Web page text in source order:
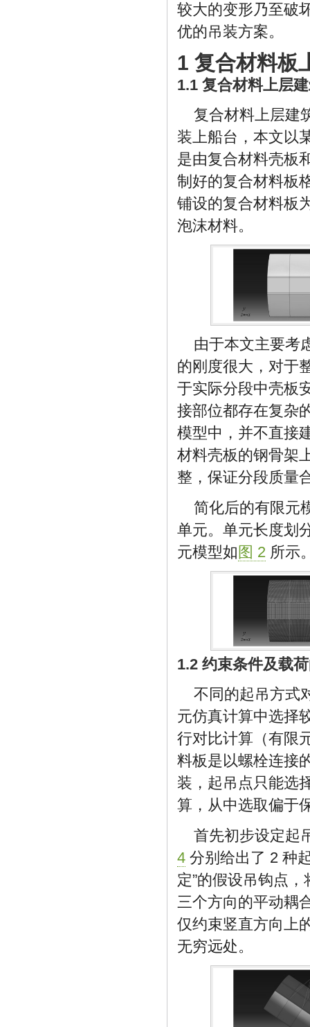
较大的变形乃至破
优的吊装方案。
1 复合材料板
1.1 复合材料上层
复合材料上层建
装上船台，本文以
是由复合材料壳板
制好的复合材料板
铺设的复合材料板
泡沫材料。
由于本文主要考
的刚度很大，对于
于实际分段中壳板
接部位都存在复杂
模型中，并不直接
材料壳板的钢骨架
整，保证分段质量
简化后的有限元
单元。单元长度划
元模型如 图 2 所示
1.2 约束条件及载
不同的起吊方式
元仿真计算中选择
行对比计算（有限
料板是以螺栓连接
装，起吊点只能选
算，从中选取偏于
首先初步设定起
4 分别给出了 2 种
定”的假设吊钩点
三个方向的平动耦
仅约束竖直方向上
无穷远处。